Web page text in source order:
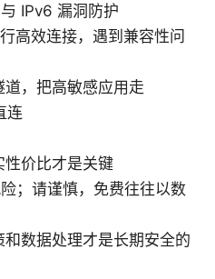
IPv6 漏洞防护
高效连接，遇到兼容性问
，把高敏感应用走
连
性价比才是关键
；请谨慎，免费往往以数
数据处理才是长期安全的